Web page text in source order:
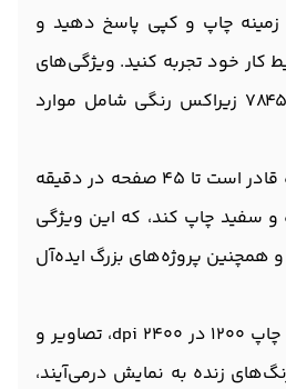
زمینه چاپ و کپی پاسخ دهید و
کار خود تجربه کنید. ویژگی‌های
کلیدی فت وکپی مدل 7845 زیراکس رنگی شامل موارد
این دستگاه قادر است تا 45 صفحه در دقیقه
و سفید چاپ کند، که این ویژگی
و همچنین پروژه‌های بزرگ ایده‌آل
با دقت چاپ 1200 در 2400 dpi، تصاویر و
زنده به نمایش درمی‌آیند،